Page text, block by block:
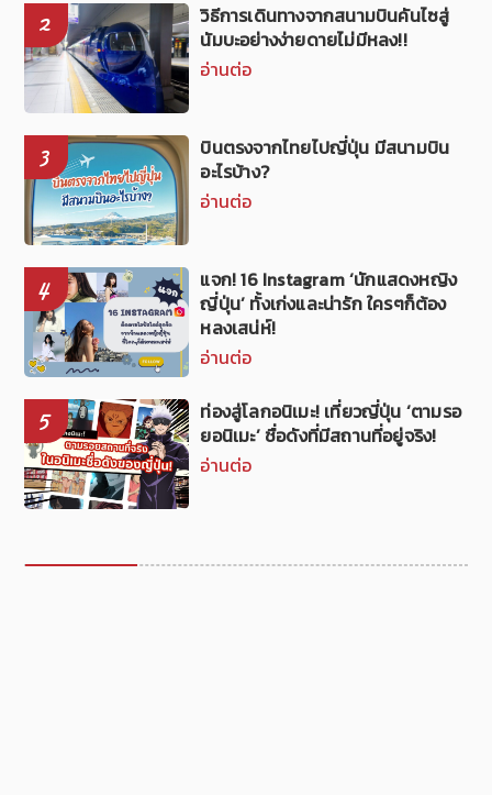
2
วิธีการเดินทางจากสนามบินคันไซสู่
นัมบะอย่างง่ายดายไม่มีหลง!!
อ่านต่อ
3
บินตรงจากไทยไปญี่ปุ่น มีสนามบิน
อะไรบ้าง?
อ่านต่อ
4
แจก! 16 Instagram ‘นักแสดงหญิง
ญี่ปุ่น’ ทั้งเก่งและน่ารัก ใครๆก็ต้อง
หลงเสน่ห์!
อ่านต่อ
5
ท่องสู่โลกอนิเมะ! เที่ยวญี่ปุ่น ‘ตามรอ
ยอนิเมะ’ ชื่อดังที่มีสถานที่อยู่จริง!
อ่านต่อ